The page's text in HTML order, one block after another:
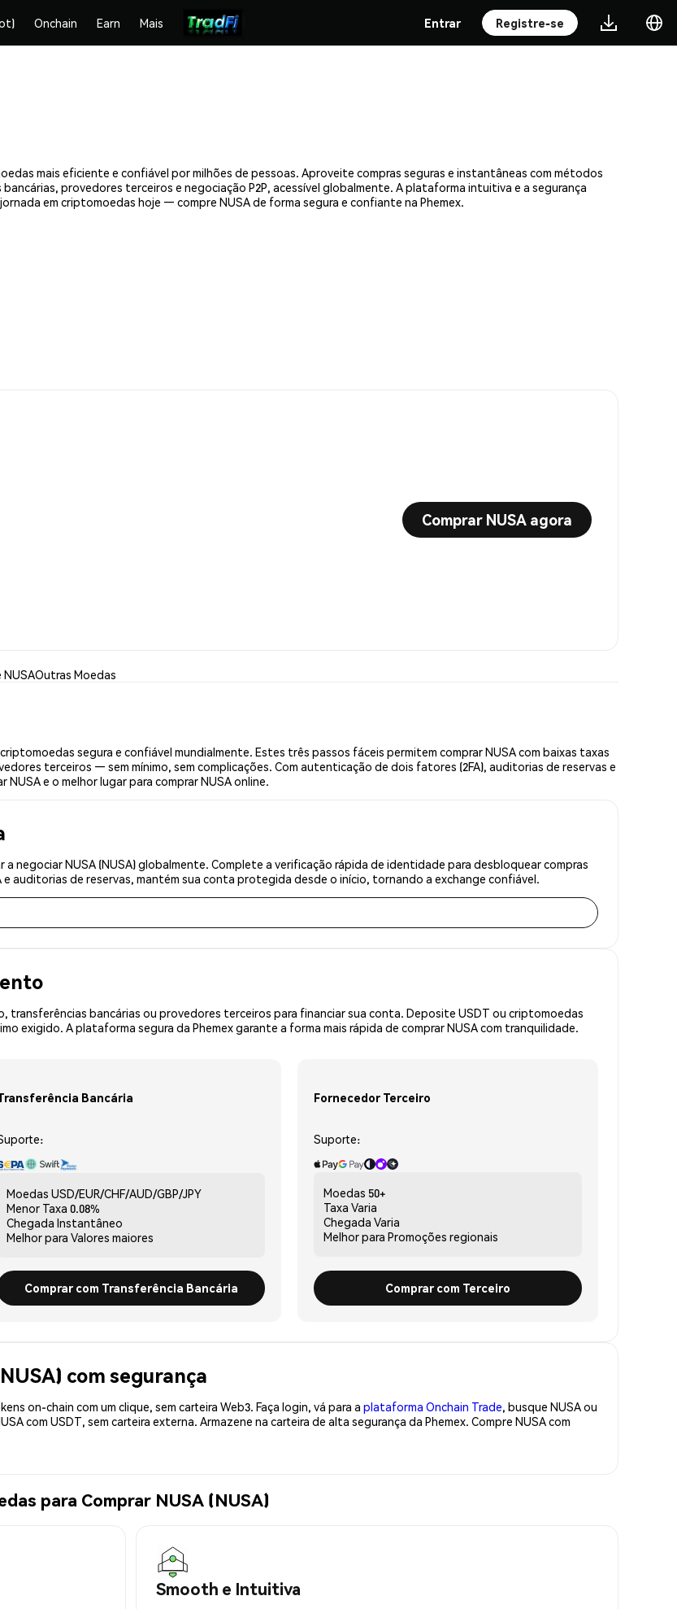
Onchain Earn Mais Entrar Registre-se
mais eficiente e confiável por milhões de pessoas. Aproveite compras seguras e instantâneas com métodos
provedores terceiros e negociação P2P, acessível globalmente. A plataforma intuitiva e a segurança
em criptomoedas hoje — compre NUSA de forma segura e confiante na Phemex.
Comprar NUSA agora
NUSAOutras Moedas
segura e confiável mundialmente. Estes três passos fáceis permitem comprar NUSA com baixas taxas
terceiros — sem mínimo, sem complicações. Com autenticação de dois fatores (2FA), auditorias de reservas e
e o melhor lugar para comprar NUSA online.
a negociar NUSA (NUSA) globalmente. Complete a verificação rápida de identidade para desbloquear compras
auditorias de reservas, mantém sua conta protegida desde o início, tornando a exchange confiável.
bancárias ou provedores terceiros para financiar sua conta. Deposite USDT ou criptomoedas
exigido. A plataforma segura da Phemex garante a forma mais rápida de comprar NUSA com tranquilidade.
Bancária
Moedas USD/EUR/CHF/AUD/GBP/JPY
Menor Taxa 0.08%
Chegada Instantâneo
Melhor para Valores maiores
Comprar com Transferência Bancária
Fornecedor Terceiro
Suporte:
Moedas 50+
Taxa Varia
Chegada Varia
Melhor para Promoções regionais
Comprar com Terceiro
com segurança
on-chain com um clique, sem carteira Web3. Faça login, vá para a plataforma Onchain Trade, busque NUSA ou
com USDT, sem carteira externa. Armazene na carteira de alta segurança da Phemex. Compre NUSA com
para Comprar NUSA (NUSA)
Smooth e Intuitiva